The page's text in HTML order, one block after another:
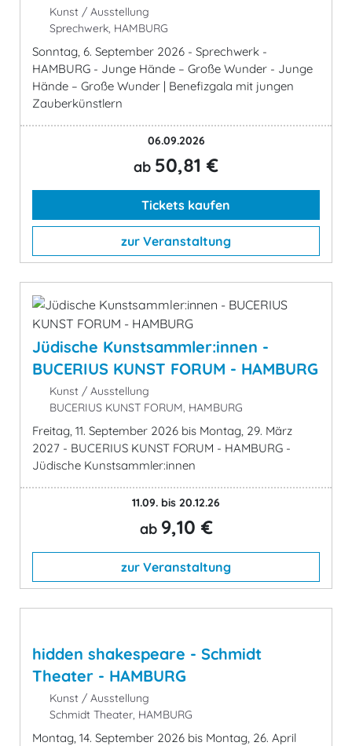
Kunst / Ausstellung
Sprechwerk, HAMBURG
Sonntag, 6. September 2026 - Sprechwerk -
HAMBURG - Junge Hände – Große Wunder - Junge
Hände – Große Wunder | Benefizgala mit jungen
Zauberkünstlern
06.09.2026
ab 50,81 €
Tickets kaufen
zur Veranstaltung
Jüdische Kunstsammler:innen -
BUCERIUS KUNST FORUM - HAMBURG
Kunst / Ausstellung
BUCERIUS KUNST FORUM, HAMBURG
Freitag, 11. September 2026 bis Montag, 29. März
2027 - BUCERIUS KUNST FORUM - HAMBURG -
Jüdische Kunstsammler:innen
11.09. bis 20.12.26
ab 9,10 €
zur Veranstaltung
hidden shakespeare - Schmidt
Theater - HAMBURG
Kunst / Ausstellung
Schmidt Theater, HAMBURG
Montag, 14. September 2026 bis Montag, 26. April